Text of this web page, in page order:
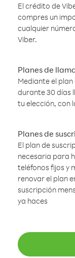
El crédito de
compres un
cualquier
Viber.
Planes de
Mediante el
durante 30 días
tu elección, con
Planes de
El plan de
necesaria para
teléfonos fijos y
renovar el plan
suscripción
ya haces